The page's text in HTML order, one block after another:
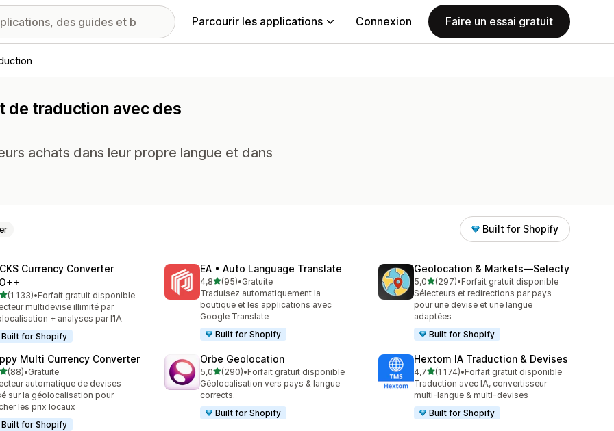
Parcourir les applications Connexion Faire un essai gratuit
de traduction avec des
achats dans leur propre langue et dans
Built for Shopify
Currency Converter
étoile(s) sur 5
(1 133)
avis au total
•Forfait gratuit disponible
multidevise illimité par
+ analyses par l’IA
Built for Shopify
EA • Auto Language Translate
4,8étoile(s) sur 5
(95)
95 avis au total
•Gratuite
Traduisez automatiquement la
boutique et les applications avec
Google Translate
Built for Shopify
Geolocation & Markets—Selecty
5,0étoile(s) sur 5
(297)
297 avis au total
•Forfait gratuit disponible
Sélecteurs et redirections par pays
pour une devise et une langue
adaptées
Built for Shopify
Multi Currency Converter
étoile(s) sur 5
(88)au total
•Gratuite
automatique de devises
sur la géolocalisation pour
les prix locaux
Built for Shopify
Orbe Geolocation
5,0étoile(s) sur 5
(290)
290 avis au total
•Forfait gratuit disponible
Géolocalisation vers pays & langue
corrects.
Built for Shopify
Hextom IA Traduction & Devises
4,7étoile(s) sur 5
(1 174)
1174 avis au total
•Forfait gratuit disponible
Traduction avec IA, convertisseur
multi-langue & multi-devises
Built for Shopify